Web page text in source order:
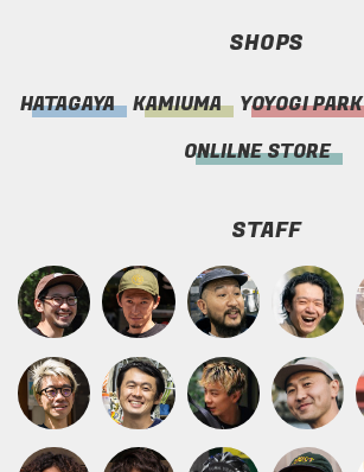
SHOPS
HATAGAYA KAMIUMA YOYOGI PARK
ONLILNE STORE
STAFF